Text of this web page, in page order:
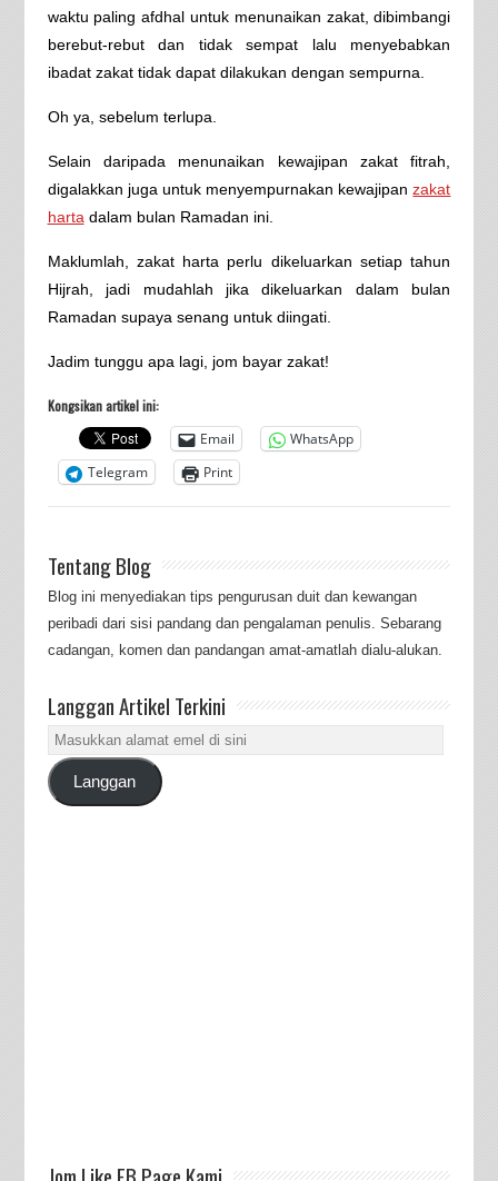
waktu paling afdhal untuk menunaikan zakat, dibimbangi
berebut-rebut dan tidak sempat lalu menyebabkan
ibadat zakat tidak dapat dilakukan dengan sempurna.
Oh ya, sebelum terlupa.
Selain daripada menunaikan kewajipan zakat fitrah,
digalakkan juga untuk menyempurnakan kewajipanzakat
harta dalam bulan Ramadan ini.
Maklumlah, zakat harta perlu dikeluarkan setiap tahun
Hijrah, jadi mudahlah jika dikeluarkan dalam bulan
Ramadan supaya senang untuk diingati.
Jadim tunggu apa lagi, jom bayar zakat!
Kongsikan artikel ini:
Email
WhatsApp
Telegram
Print
Tentang Blog
Blog ini menyediakan tips pengurusan duit dan kewangan
peribadi dari sisi pandang dan pengalaman penulis. Sebarang
cadangan, komen dan pandangan amat-amatlah dialu-alukan.
Langgan Artikel Terkini
Masukkan
alamat
emelLanggan